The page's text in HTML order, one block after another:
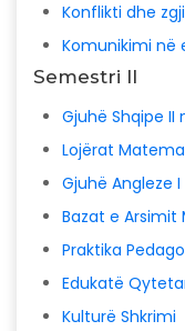
Konflikti dhe
Komunikimi në
Semestri II
Gjuhë Shqipe II
Lojërat
Gjuhë Angleze
Bazat e Arsimit
Praktika
Edukatë
Kulturë Shkrimi